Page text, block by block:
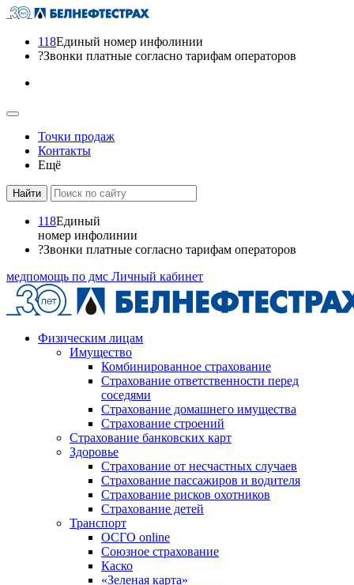
118Единый номер инфолинии
?Звонки платные согласно тарифам операторов
Точки продаж
Контакты
Ещё
118Единый
номер инфолинии
?Звонки платные согласно тарифам операторов
медпомощь по дмс Личный кабинет
Физическим лицам
Имущество
Комбинированное страхование
Страхование ответственности перед
соседями
Страхование домашнего имущества
Страхование строений
Страхование банковских карт
Здоровье
Страхование от несчастных случаев
Страхование пассажиров и водителя
Страхование рисков охотников
Страхование детей
Транспорт
ОСГО online
Союзное страхование
Каско
«Зеленая карта»